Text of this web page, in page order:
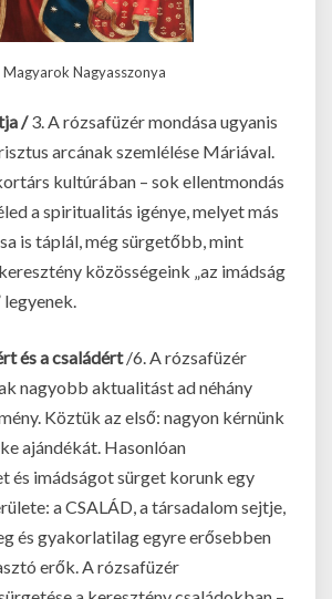
Magyarok Nagyasszonya
/3. A rózsafüzér mondása ugyanis
arcának szemlélése Máriával.
kultúrában – sok ellentmondás
a spiritualitás igénye, melyet más
is táplál, még sürgetőbb, mint
közösségeink „az imádság
és a családért/6. A rózsafüzér
nagyobb aktualitást ad néhány
Köztük az első: nagyon kérnünk
ajándékát. Hasonlóan
és imádságot sürget korunk egy
a CSALÁD, a társadalom sejtje,
és gyakorlatilag egyre erősebben
erők. A rózsafüzér